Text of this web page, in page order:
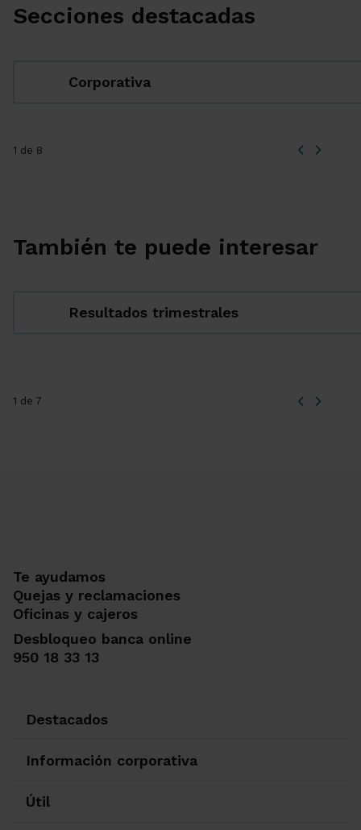
Secciones destacadas
Corporativa
1 de 8
También te puede interesar
Resultados trimestrales
1 de 7
Te ayudamos
Quejas y reclamaciones
Oficinas y cajeros
Desbloqueo banca online
950 18 33 13
Destacados
Información corporativa
Útil